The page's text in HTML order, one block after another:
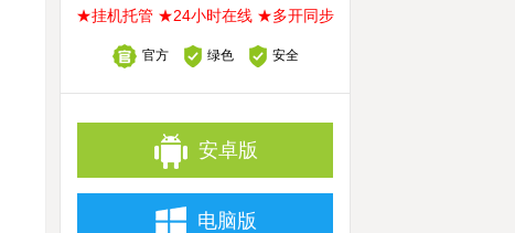
★挂机托管 ★24小时在线 ★多开同步
官方 绿色 安全
安卓版
电脑版